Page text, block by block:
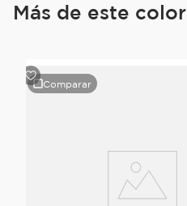
Más de este color
Comparar